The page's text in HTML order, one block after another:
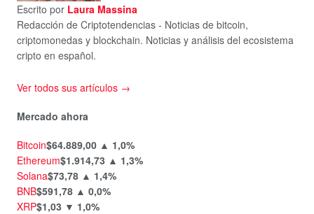
Escrito por Laura Massina
Redacción de Criptotendencias - Noticias de bitcoin,
criptomonedas y blockchain. Noticias y análisis del ecosistema
cripto en español.
Ver todos sus artículos →
Mercado ahora
Bitcoin$64.889,00 ▲ 1,0%
Ethereum$1.914,73 ▲ 1,3%
Solana$73,78 ▲ 1,4%
BNB$591,78 ▲ 0,0%
XRP$1,03 ▼ 1,0%